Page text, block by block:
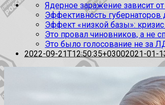
Ядерное заражение зависит
Эффективность
Эффект «низкой базы»:
Это провал чиновников, а не
Это было голосование не за
2022-09-21T12:50:35+03002021-01-